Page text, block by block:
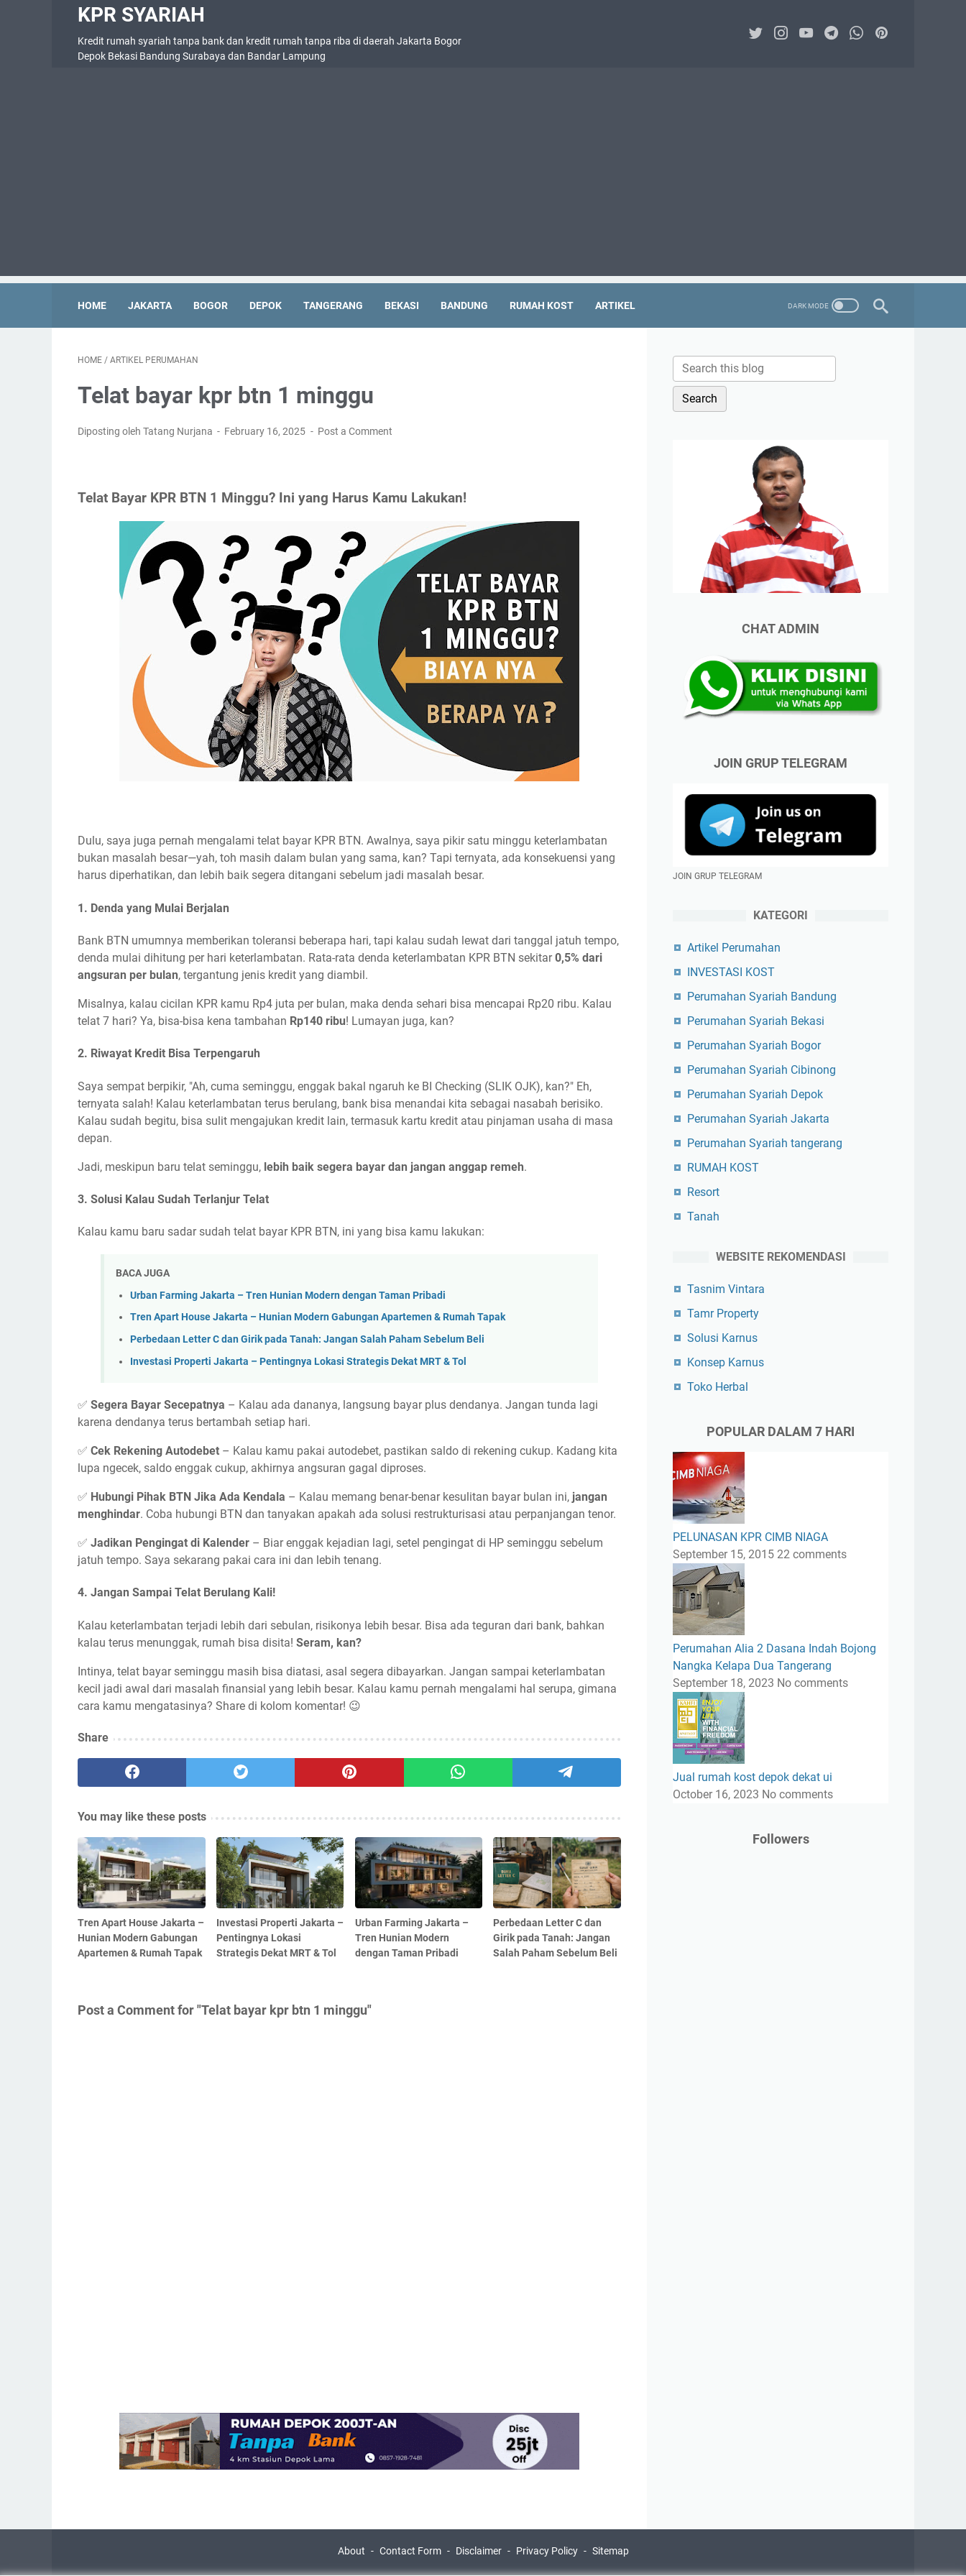
KPR SYARIAH
Kredit rumah syariah tanpa bank dan kredit rumah tanpa riba di daerah Jakarta Bogor
Depok Bekasi Bandung Surabaya dan Bandar Lampung
HOME JAKARTA BOGOR DEPOK TANGERANG BEKASI BANDUNG RUMAH KOST ARTIKEL
HOME / ARTIKEL PERUMAHAN
Telat bayar kpr btn 1 minggu
Diposting oleh Tatang Nurjana February 16, 2025 Post a Comment
Telat Bayar KPR BTN 1 Minggu? Ini yang Harus Kamu Lakukan!
Dulu, saya juga pernah mengalami telat bayar KPR BTN. Awalnya, saya pikir satu minggu keterlambatan
bukan masalah besar—yah, toh masih dalam bulan yang sama, kan? Tapi ternyata, ada konsekuensi yang
harus diperhatikan, dan lebih baik segera ditangani sebelum jadi masalah besar.
1. Denda yang Mulai Berjalan
Bank BTN umumnya memberikan toleransi beberapa hari, tapi kalau sudah lewat dari tanggal jatuh tempo,
denda mulai dihitung per hari keterlambatan. Rata-rata denda keterlambatan KPR BTN sekitar0,5% dari
angsuran per bulan, tergantung jenis kredit yang diambil.
Misalnya, kalau cicilan KPR kamu Rp4 juta per bulan, maka denda sehari bisa mencapai Rp20 ribu. Kalau
telat 7 hari? Ya, bisa-bisa kena tambahan Rp140 ribu! Lumayan juga, kan?
2. Riwayat Kredit Bisa Terpengaruh
Saya sempat berpikir, "Ah, cuma seminggu, enggak bakal ngaruh ke BI Checking (SLIK OJK), kan?" Eh,
ternyata salah! Kalau keterlambatan terus berulang, bank bisa menandai kita sebagai nasabah berisiko.
Kalau sudah begitu, bisa sulit mengajukan kredit lain, termasuk kartu kredit atau pinjaman usaha di masa
depan.
Jadi, meskipun baru telat seminggu, lebih baik segera bayar dan jangan anggap remeh.
3. Solusi Kalau Sudah Terlanjur Telat
Kalau kamu baru sadar sudah telat bayar KPR BTN, ini yang bisa kamu lakukan:
BACA JUGA
Urban Farming Jakarta – Tren Hunian Modern dengan Taman Pribadi
Tren Apart House Jakarta – Hunian Modern Gabungan Apartemen & Rumah Tapak
Perbedaan Letter C dan Girik pada Tanah: Jangan Salah Paham Sebelum Beli
Investasi Properti Jakarta – Pentingnya Lokasi Strategis Dekat MRT & Tol
✅ Segera Bayar Secepatnya – Kalau ada dananya, langsung bayar plus dendanya. Jangan tunda lagi
karena dendanya terus bertambah setiap hari.
✅ Cek Rekening Autodebet – Kalau kamu pakai autodebet, pastikan saldo di rekening cukup. Kadang kita
lupa ngecek, saldo enggak cukup, akhirnya angsuran gagal diproses.
✅ Hubungi Pihak BTN Jika Ada Kendala – Kalau memang benar-benar kesulitan bayar bulan ini, jangan
menghindar. Coba hubungi BTN dan tanyakan apakah ada solusi restrukturisasi atau perpanjangan tenor.
✅ Jadikan Pengingat di Kalender – Biar enggak kejadian lagi, setel pengingat di HP seminggu sebelum
jatuh tempo. Saya sekarang pakai cara ini dan lebih tenang.
4. Jangan Sampai Telat Berulang Kali!
Kalau keterlambatan terjadi lebih dari sebulan, risikonya lebih besar. Bisa ada teguran dari bank, bahkan
kalau terus menunggak, rumah bisa disita! Seram, kan?
Intinya, telat bayar seminggu masih bisa diatasi, asal segera dibayarkan. Jangan sampai keterlambatan
kecil jadi awal dari masalah finansial yang lebih besar. Kalau kamu pernah mengalami hal serupa, gimana
cara kamu mengatasinya? Share di kolom komentar! 😉
Share
You may like these posts
Tren Apart House Jakarta –
Hunian Modern Gabungan
Apartemen & Rumah Tapak
Investasi Properti Jakarta –
Pentingnya Lokasi
Strategis Dekat MRT & Tol
Urban Farming Jakarta –
Tren Hunian Modern
dengan Taman Pribadi
Perbedaan Letter C dan
Girik pada Tanah: Jangan
Salah Paham Sebelum Beli
Post a Comment for "Telat bayar kpr btn 1 minggu"
CHAT ADMIN
JOIN GRUP TELEGRAM
JOIN GRUP TELEGRAM
KATEGORI
Artikel Perumahan
INVESTASI KOST
Perumahan Syariah Bandung
Perumahan Syariah Bekasi
Perumahan Syariah Bogor
Perumahan Syariah Cibinong
Perumahan Syariah Depok
Perumahan Syariah Jakarta
Perumahan Syariah tangerang
RUMAH KOST
Resort
Tanah
WEBSITE REKOMENDASI
Tasnim Vintara
Tamr Property
Solusi Karnus
Konsep Karnus
Toko Herbal
POPULAR DALAM 7 HARI
PELUNASAN KPR CIMB NIAGA
September 15, 2015 22 comments
Perumahan Alia 2 Dasana Indah Bojong
Nangka Kelapa Dua Tangerang
September 18, 2023 No comments
Jual rumah kost depok dekat ui
October 16, 2023 No comments
Followers
About Contact Form Disclaimer Privacy Policy Sitemap